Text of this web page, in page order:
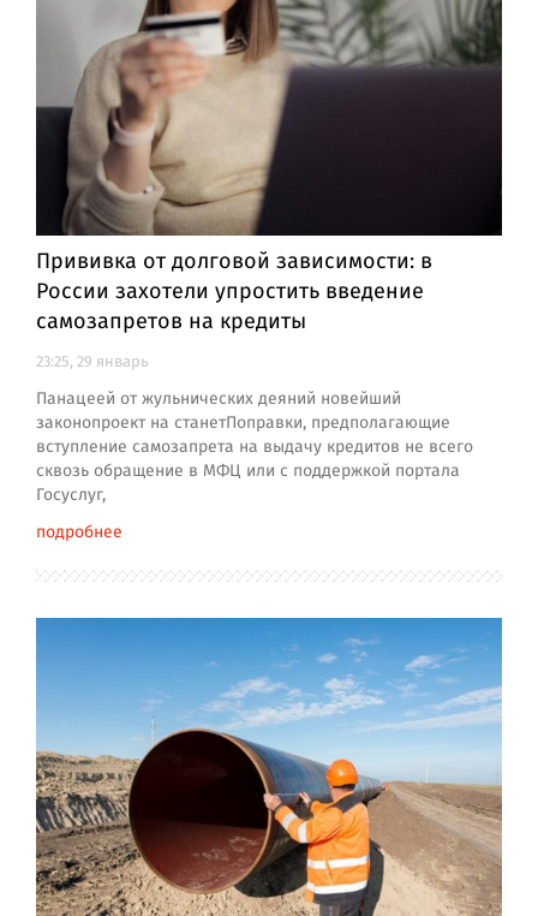
Прививка от долговой зависимости: в
России захотели упростить введение
самозапретов на кредиты
23:25, 29 январь
Панацеей от жульнических деяний новейший
законопроект на станетПоправки, предполагающие
вступление самозапрета на выдачу кредитов не всего
сквозь обращение в МФЦ или с поддержкой портала
Госуслуг,
подробнее